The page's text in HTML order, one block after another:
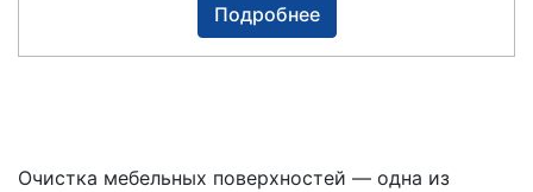
Подробнее
Очистка мебельных поверхностей — одна из